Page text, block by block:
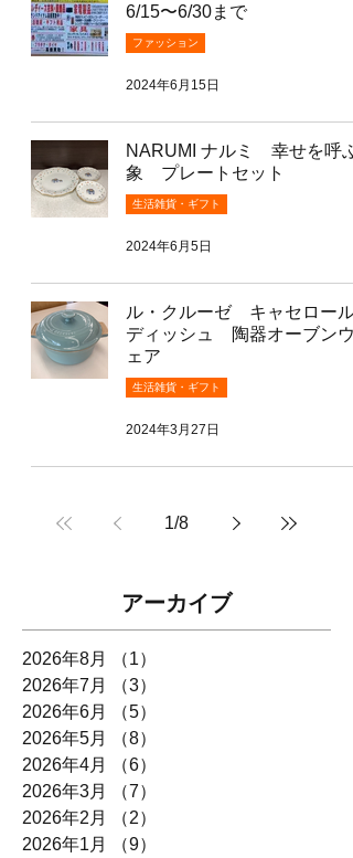
6/15〜6/30まで
ファッション
2024年6月15日
NARUMI ナルミ 幸せを呼ぶ
象 プレートセット
生活雑貨・ギフト
2024年6月5日
ル・クルーゼ キャセロール
ディッシュ 陶器オーブンウ
ェア
生活雑貨・ギフト
2024年3月27日
1/8
アーカイブ
2026年8月 （1）
2026年7月
（3）
2026年6月
（5）
2026年5月
（8）
2026年4月
（6）
2026年3月
（7）
2026年2月
（2）
2026年1月
（9）